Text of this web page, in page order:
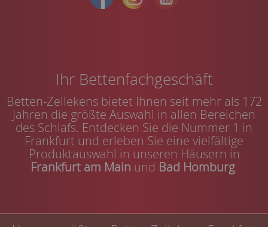
Ihr Bettenfachgeschäft
Betten-Zellekens bietet Ihnen seit mehr als 172
Jahren die größte Auswahl in allen Bereichen
des Schlafs. Entdecken Sie die Nummer 1 in
Frankfurt und erleben Sie eine vielfältige
Produktauswahl in unseren Häusern in
Frankfurt am Main und Bad Homburg.